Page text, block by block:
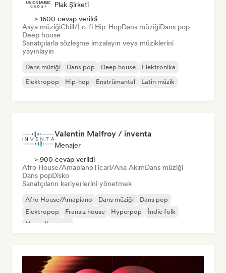
Plak Şirketi
> 1600 cevap verildi
Asya müziğiChill/Lo-fi Hip-HopDans müziğiDans pop
Deep house
Sanatçılarla sözleşme imzalayın veya müziklerini
yayınlayın
Dans müziği Dans pop Deep house
Elektronika
Elektropop
Hip-hop Enstrümantal Latin müzik
Valentin Malfroy / inventa
Menajer
> 900 cevap verildi
Afro House/AmapianoTicari/Ana AkımDans müziği
Dans popDisko
Sanatçıların kariyerlerini yönetmek
Afro House/Amapiano Dans müziği
Dans pop
Elektropop
Fransız house Hyperpop
İndie folk
Nouvelle scene